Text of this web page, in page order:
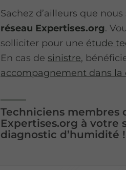
Sachez d’ailleurs que
réseau Expertises.org.
solliciter pour une étude
En cas de sinistre,
accompagnement dans
Techniciens membres
Expertises.org à votre
diagnostic d’humidité !